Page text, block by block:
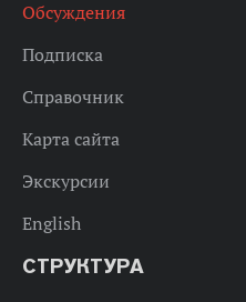
Обсуждения
Подписка
Справочник
Карта сайта
Экскурсии
English
СТРУКТУРА